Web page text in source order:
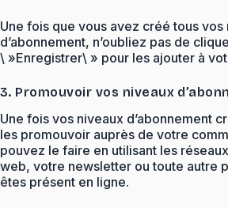
Une fois que vous avez créé tous vos
d’abonnement, n’oubliez pas de
\ »Enregistrer\ » pour les ajouter à
3. Promouvoir vos niveaux
Une fois vos niveaux d’abonnement
les promouvoir auprès de votre
pouvez le faire en utilisant les
web, votre newsletter ou toute autre
êtes présent en ligne.